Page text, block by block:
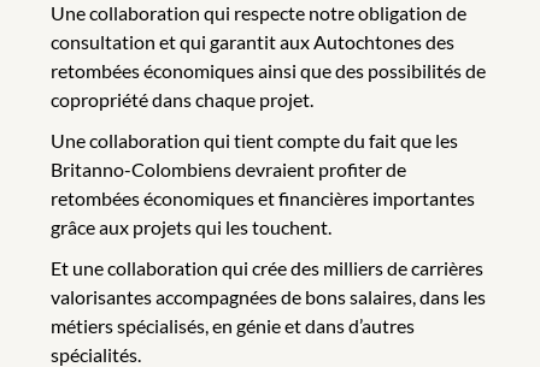
Une collaboration qui respecte notre obligation de
consultation et qui garantit aux Autochtones des
retombées économiques ainsi que des possibilités de
copropriété dans chaque projet.
Une collaboration qui tient compte du fait que les
Britanno-Colombiens devraient profiter de
retombées économiques et financières importantes
grâce aux projets qui les touchent.
Et une collaboration qui crée des milliers de carrières
valorisantes accompagnées de bons salaires, dans les
métiers spécialisés, en génie et dans d’autres
spécialités.